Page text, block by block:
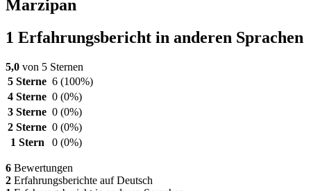
Marzipan
1 Erfahrungsbericht in anderen Sprachen
5,0 von 5 Sternen
5 Sterne 6 (100%)
4 Sterne 0 (0%)
3 Sterne 0 (0%)
2 Sterne 0 (0%)
1 Stern
0 (0%)
6 Bewertungen
2 Erfahrungsberichte auf Deutsch